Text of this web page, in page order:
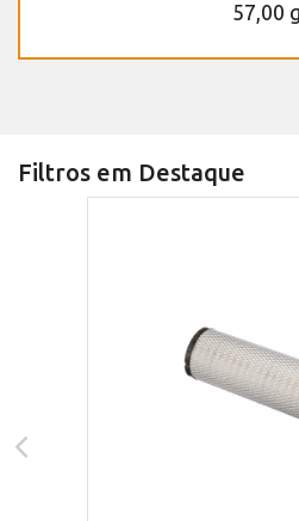
57,00 g
Filtros em Destaque